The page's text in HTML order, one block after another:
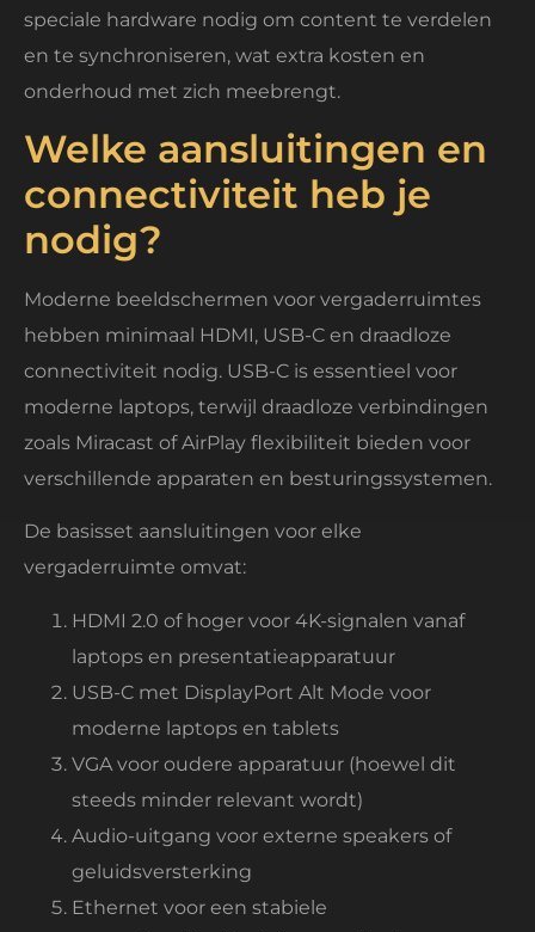
speciale hardware nodig om content te verdelen
en te synchroniseren, wat extra kosten en
onderhoud met zich meebrengt.
Welke aansluitingen en
connectiviteit heb je
nodig?
Moderne beeldschermen voor vergaderruimtes
hebben minimaal HDMI, USB-C en draadloze
connectiviteit nodig. USB-C is essentieel voor
moderne laptops, terwijl draadloze verbindingen
zoals Miracast of AirPlay flexibiliteit bieden voor
verschillende apparaten en besturingssystemen.
De basisset aansluitingen voor elke
vergaderruimte omvat:
HDMI 2.0 of hoger voor 4K-signalen vanaf
laptops en presentatieapparatuur
USB-C met DisplayPort Alt Mode voor
moderne laptops en tablets
VGA voor oudere apparatuur (hoewel dit
steeds minder relevant wordt)
Audio-uitgang voor externe speakers of
geluidsversterking
Ethernet voor een stabiele